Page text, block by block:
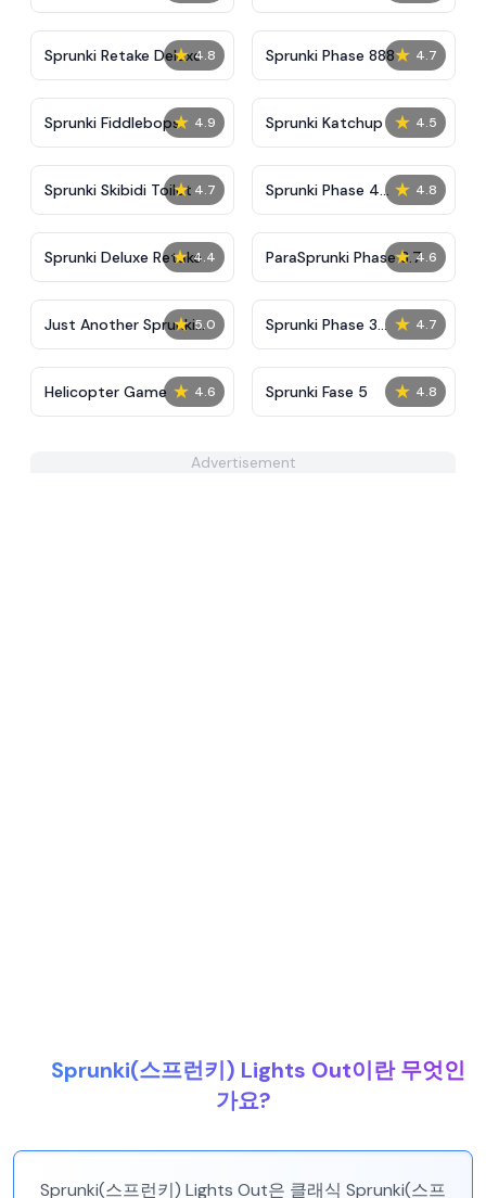
★ 4.8
Sprunki Retake Deluxe ★ 4.7
Sprunki Phase 888
★ 4.9
Sprunki Fiddlebops ★ 4.5
Sprunki Katchup
★ 4.7
Sprunki Skibidi Toilet ★ 4.8
Sprunki Phase 4
Definitive
★ 4.4
Sprunki Deluxe Retake ★ 4.6
ParaSprunki Phase 3.7
★ 5.0
Just Another Sprunki
Reskin
★ 4.7
Sprunki Phase 3
Definitive
★ 4.6
Helicopter Game ★ 4.8
Sprunki Fase 5
Advertisement
Sprunki(스프런키) Lights Out이란 무엇인
가요?
Sprunki(스프런키) Lights Out은 클래식 Sprunki(스프